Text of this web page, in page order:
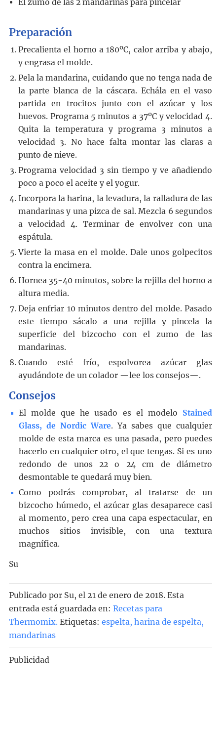
El zumo de las 2 mandarinas para pincelar
Preparación
Precalienta el horno a 180ºC, calor arriba y abajo,
y engrasa el molde.
Pela la mandarina, cuidando que no tenga nada de
la parte blanca de la cáscara. Echála en el vaso
partida en trocitos junto con el azúcar y los
huevos. Programa 5 minutos a 37ºC y velocidad 4.
Quita la temperatura y programa 3 minutos a
velocidad 3. No hace falta montar las claras a
punto de nieve.
Programa velocidad 3 sin tiempo y ve añadiendo
poco a poco el aceite y el yogur.
Incorpora la harina, la levadura, la ralladura de las
mandarinas y una pizca de sal. Mezcla 6 segundos
a velocidad 4. Terminar de envolver con una
espátula.
Vierte la masa en el molde. Dale unos golpecitos
contra la encimera.
Hornea 35-40 minutos, sobre la rejilla del horno a
altura media.
Deja enfriar 10 minutos dentro del molde. Pasado
este tiempo sácalo a una rejilla y pincela la
superficie del bizcocho con el zumo de las
mandarinas.
Cuando esté frío, espolvorea azúcar glas
ayudándote de un colador —lee los consejos—.
Consejos
El molde que he usado es el modelo Stained
Glass, de Nordic Ware. Ya sabes que cualquier
molde de esta marca es una pasada, pero puedes
hacerlo en cualquier otro, el que tengas. Si es uno
redondo de unos 22 o 24 cm de diámetro
desmontable te quedará muy bien.
Como podrás comprobar, al tratarse de un
bizcocho húmedo, el azúcar glas desaparece casi
al momento, pero crea una capa espectacular, en
muchos sitios invisible, con una textura
magnífica.
Su
Publicado por Su, el 21 de enero de 2018. Esta
entrada está guardada en: Recetas para
Thermomix. Etiquetas: espelta, harina de espelta,
mandarinas
Publicidad